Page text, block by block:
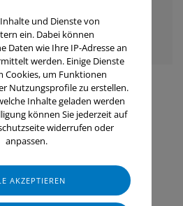
und Dienste von
ein. Dabei können
Daten wie Ihre IP-Adresse an
werden. Einige Dienste
Cookies, um Funktionen
Nutzungsprofile zu erstellen.
Inhalte geladen werden
können Sie jederzeit auf
widerrufen oder
anpassen.